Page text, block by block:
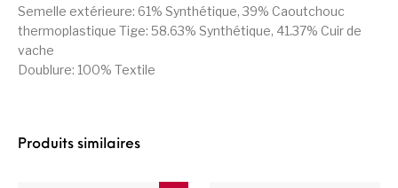
Semelle extérieure: 61% Synthétique, 39% Caoutchouc
thermoplastique Tige: 58.63% Synthétique, 41.37% Cuir de
vache
Doublure: 100% Textile
Produits similaires